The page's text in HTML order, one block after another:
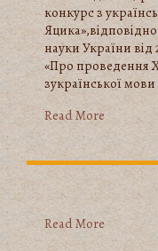
конкурс з
Яцика»,відповідно
науки України від
«Про проведення
зукраїнської
Read More
Read More